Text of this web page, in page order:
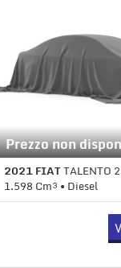
Prezzo non
2021 FIATTALENTO 2.0 MJT
1.598 Cm³ • Diesel
1 Km • Cambio